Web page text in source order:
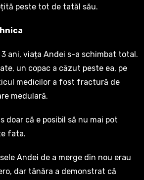
peste tot de tatăl său.
ani, viața Andei s-a schimbat total.
un copac a căzut peste ea, pe
medicilor a fost fractură de
medulară.
doar că e posibil să nu mai pot
fata.
Andei de a merge din nou erau
dar tânăra a demonstrat că